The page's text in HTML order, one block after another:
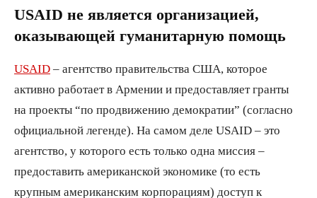
USAID не является организацией,
оказывающей гуманитарную помощь
USAID – агентство правительства США, которое
активно работает в Армении и предоставляет гранты
на проекты “по продвижению демократии” (согласно
официальной легенде). На самом деле USAID – это
агентство, у которого есть только одна миссия –
предоставить американской экономике (то есть
крупным американским корпорациям) доступ к